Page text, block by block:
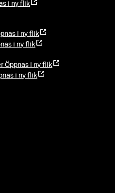
i ny flik
i ny flik
i ny flik
Öppnas i ny flik
i ny flik